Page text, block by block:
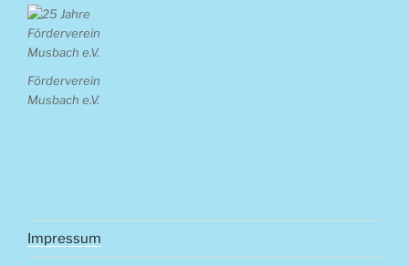
Förderverein
Musbach e.V.
Impressum